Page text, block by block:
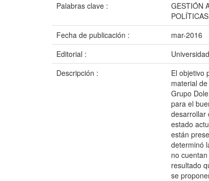
Palabras clave :
GESTIÓN
Fecha de publicación :
mar-2016
Editorial :
Descripción :
El objetivo
material
Grupo
para el
desarrollar
estado
están
determinó
no
resultado
se